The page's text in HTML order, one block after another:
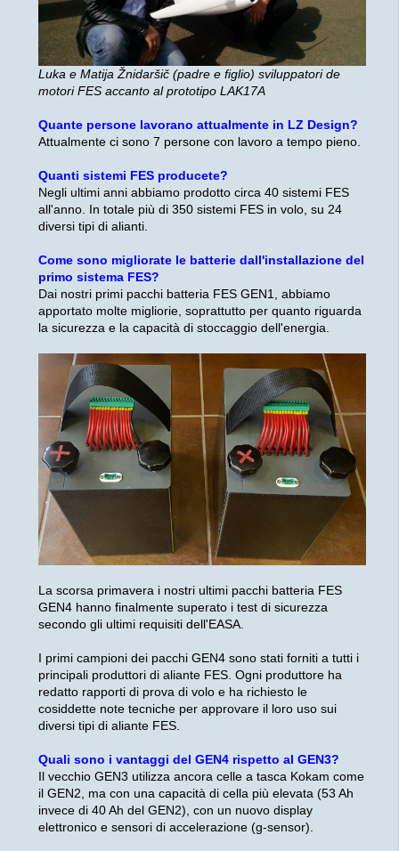
Luka e Matija Žnidaršič (padre e figlio) sviluppatori de
motori FES accanto al prototipo LAK17A
Quante persone lavorano attualmente in LZ Design?
Attualmente ci sono 7 persone con lavoro a tempo pieno.
Quanti sistemi FES producete?
Negli ultimi anni abbiamo prodotto circa 40 sistemi FES
all'anno. In totale più di 350 sistemi FES in volo, su 24
diversi tipi di alianti.
Come sono migliorate le batterie dall'installazione del
primo sistema FES?
Dai nostri primi pacchi batteria FES GEN1, abbiamo
apportato molte migliorie, soprattutto per quanto riguarda
la sicurezza e la capacità di stoccaggio dell'energia.
La scorsa primavera i nostri ultimi pacchi batteria FES
GEN4 hanno finalmente superato i test di sicurezza
secondo gli ultimi requisiti dell'EASA.
I primi campioni dei pacchi GEN4 sono stati forniti a tutti i
principali produttori di aliante FES. Ogni produttore ha
redatto rapporti di prova di volo e ha richiesto le
cosiddette note tecniche per approvare il loro uso sui
diversi tipi di aliante FES.
Quali sono i vantaggi del GEN4 rispetto al GEN3?
Il vecchio GEN3 utilizza ancora celle a tasca Kokam come
il GEN2, ma con una capacità di cella più elevata (53 Ah
invece di 40 Ah del GEN2), con un nuovo display
elettronico e sensori di accelerazione (g-sensor).